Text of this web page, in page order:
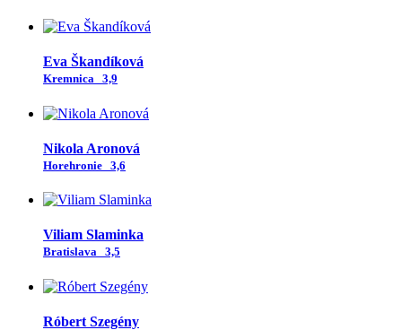
Eva Škandíková
Kremnica 3,9
Nikola Aronová
Horehronie 3,6
Viliam Slaminka
Bratislava 3,5
Róbert Szegény